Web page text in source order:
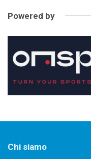
Powered by
Chi siamo